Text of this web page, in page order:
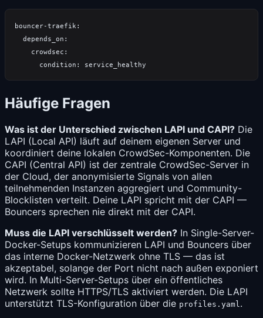
Häufige Fragen
Was ist der Unterschied zwischen LAPI und CAPI? Die
LAPI (Local API) läuft auf deinem eigenen Server und
koordiniert deine lokalen CrowdSec-Komponenten. Die
CAPI (Central API) ist der zentrale CrowdSec-Server in
der Cloud, der anonymisierte Signals von allen
teilnehmenden Instanzen aggregiert und Community-
Blocklisten verteilt. Deine LAPI spricht mit der CAPI —
Bouncers sprechen nie direkt mit der CAPI.
Muss die LAPI verschlüsselt werden? In Single-Server-
Docker-Setups kommunizieren LAPI und Bouncers über
das interne Docker-Netzwerk ohne TLS — das ist
akzeptabel, solange der Port nicht nach außen exponiert
wird. In Multi-Server-Setups über ein öffentliches
Netzwerk sollte HTTPS/TLS aktiviert werden. Die LAPI
unterstützt TLS-Konfiguration über die profiles.yaml.